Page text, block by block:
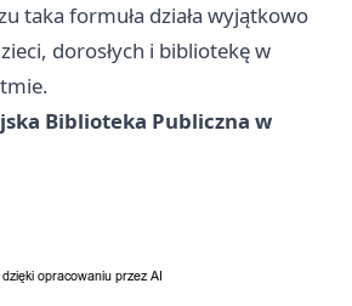
taka formuła działa wyjątkowo
dorosłych i bibliotekę w
Biblioteka Publiczna w